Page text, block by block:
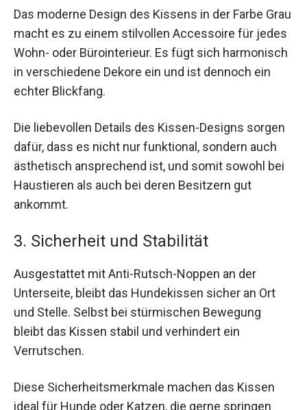
Das moderne Design des Kissens in der Farbe Grau
macht es zu einem stilvollen Accessoire für jedes
Wohn- oder Bürointerieur. Es fügt sich harmonisch
in verschiedene Dekore ein und ist dennoch ein
echter Blickfang.
Die liebevollen Details des Kissen-Designs sorgen
dafür, dass es nicht nur funktional, sondern auch
ästhetisch ansprechend ist, und somit sowohl bei
Haustieren als auch bei deren Besitzern gut
ankommt.
3. Sicherheit und Stabilität
Ausgestattet mit Anti-Rutsch-Noppen an der
Unterseite, bleibt das Hundekissen sicher an Ort
und Stelle. Selbst bei stürmischen Bewegung
bleibt das Kissen stabil und verhindert ein
Verrutschen.
Diese Sicherheitsmerkmale machen das Kissen
ideal für Hunde oder Katzen, die gerne springen